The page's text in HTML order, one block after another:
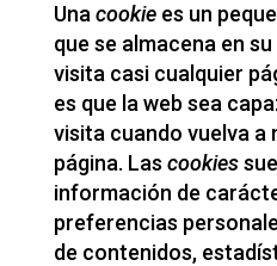
Una cookiees un
que se almacena en
visita casi cualquier
es que la web sea
visita cuando vuelva a
página. Las cookies
información de
preferencias
de contenidos,